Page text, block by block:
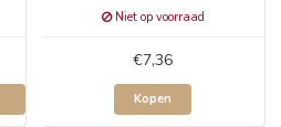
Niet op voorraad
€7,36
Kopen